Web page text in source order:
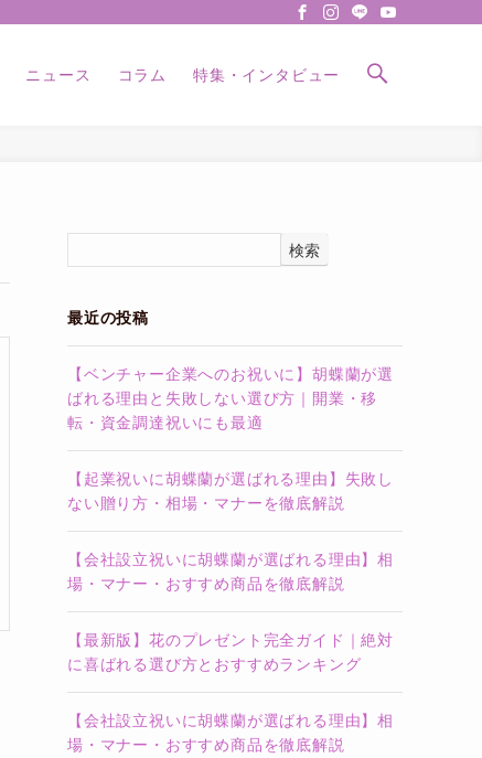
ニュース コラム 特集・インタビュー
検索
最近の投稿
【ベンチャー企業へのお祝いに】胡蝶蘭が選
ばれる理由と失敗しない選び方｜開業・移
転・資金調達祝いにも最適
【起業祝いに胡蝶蘭が選ばれる理由】失敗し
ない贈り方・相場・マナーを徹底解説
【会社設立祝いに胡蝶蘭が選ばれる理由】相
場・マナー・おすすめ商品を徹底解説
【最新版】花のプレゼント完全ガイド｜絶対
に喜ばれる選び方とおすすめランキング
【会社設立祝いに胡蝶蘭が選ばれる理由】相
場・マナー・おすすめ商品を徹底解説